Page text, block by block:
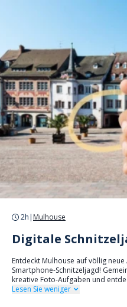
2h | Mulhouse
Digitale
Entdeckt Mulhouse auf völlig
Smartphone-Schnitzeljagd!
kreative Foto-Aufgaben und
Lesen Sie weniger